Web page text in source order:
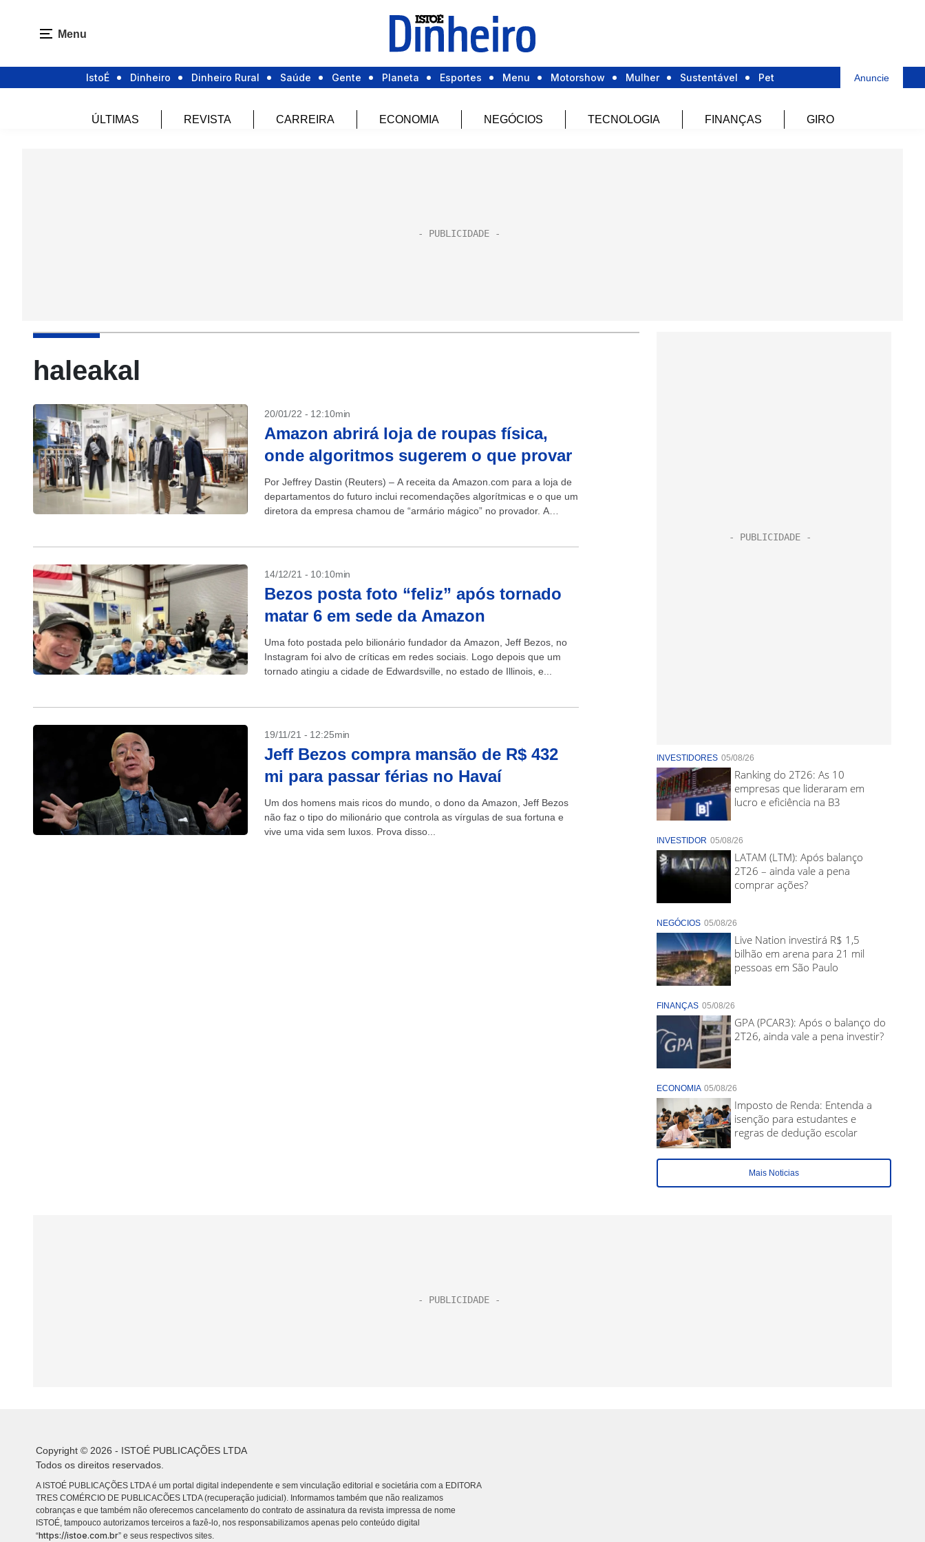
Menu
IstoÉ Dinheiro Dinheiro Rural Saúde Gente Planeta Esportes Menu Motorshow Mulher Sustentável Pet Anuncie
ÚLTIMAS REVISTA CARREIRA ECONOMIA NEGÓCIOS TECNOLOGIA FINANÇAS GIRO
haleakal
20/01/22 - 12:10min
Amazon abrirá loja de roupas física,
onde algoritmos sugerem o que provar
Por Jeffrey Dastin (Reuters) – A receita da Amazon.com para a loja de
departamentos do futuro inclui recomendações algorítmicas e o que um
diretora da empresa chamou de “armário mágico” no provador. A
14/12/21 - 10:10min
Bezos posta foto “feliz” após tornado
matar 6 em sede da Amazon
Uma foto postada pelo bilionário fundador da Amazon, Jeff Bezos, no
Instagram foi alvo de críticas em redes sociais. Logo depois que um
tornado atingiu a cidade de Edwardsville, no estado de Illinois, e...
19/11/21 - 12:25min
Jeff Bezos compra mansão de R$ 432
mi para passar férias no Havaí
Um dos homens mais ricos do mundo, o dono da Amazon, Jeff Bezos
não faz o tipo do milionário que controla as vírgulas de sua fortuna e
vive uma vida sem luxos. Prova disso...
INVESTIDORES 05/08/26
Ranking do 2T26: As 10
empresas que lideraram em
lucro e eficiência na B3
INVESTIDOR 05/08/26
LATAM (LTM): Após balanço
2T26 – ainda vale a pena
comprar ações?
NEGÓCIOS 05/08/26
Live Nation investirá R$ 1,5
bilhão em arena para 21 mil
pessoas em São Paulo
FINANÇAS 05/08/26
GPA (PCAR3): Após o balanço do
2T26, ainda vale a pena investir?
ECONOMIA 05/08/26
Imposto de Renda: Entenda a
isenção para estudantes e
regras de dedução escolar
Mais Noticias
Copyright © 2026 - ISTOÉ PUBLICAÇÕES LTDA
Todos os direitos reservados.
A ISTOÉ PUBLICAÇÕES LTDA é um portal digital independente e sem vinculação editorial e societária com a EDITORA
TRES COMÉRCIO DE PUBLICACÕES LTDA (recuperação judicial). Informamos também que não realizamos
cobranças e que também não oferecemos cancelamento do contrato de assinatura da revista impressa de nome
ISTOÉ, tampouco autorizamos terceiros a fazê-lo, nos responsabilizamos apenas pelo conteúdo digital
“https://istoe.com.br” e seus respectivos sites.